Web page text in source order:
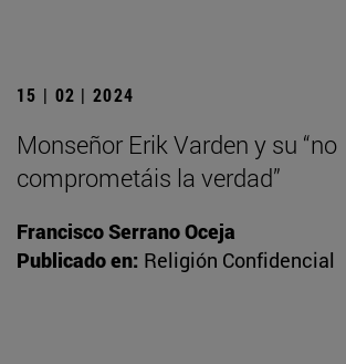
15 | 02 | 2024
Monseñor Erik Varden y su “no
comprometáis la verdad”
Francisco Serrano Oceja
Publicado en: Religión Confidencial